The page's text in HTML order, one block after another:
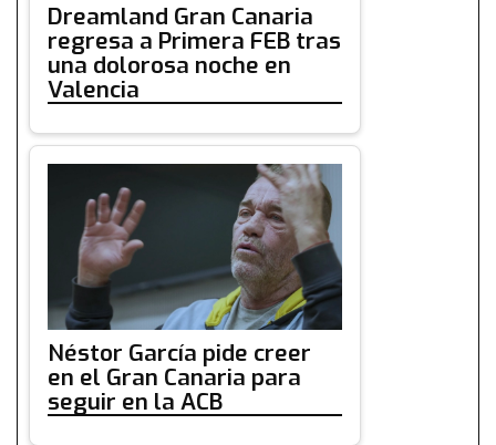
Dreamland Gran Canaria
regresa a Primera FEB tras
una dolorosa noche en
Valencia
Néstor García pide creer
en el Gran Canaria para
seguir en la ACB